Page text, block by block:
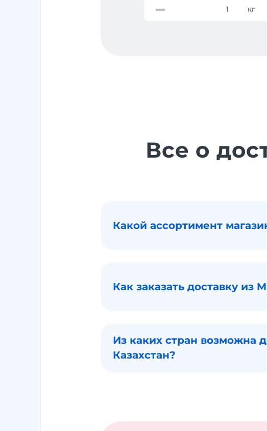
кг
Все о
Какой ассортимент
Как заказать доставку из
Из каких стран возможна
Казахстан?